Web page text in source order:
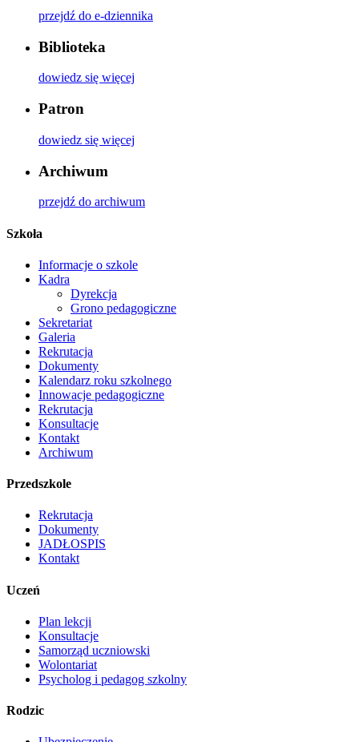
przejdź do e-dziennika
Biblioteka
dowiedz się więcej
Patron
dowiedz się więcej
Archiwum
przejdź do archiwum
Szkoła
Informacje o szkole
Kadra
Dyrekcja
Grono pedagogiczne
Sekretariat
Galeria
Rekrutacja
Dokumenty
Kalendarz roku szkolnego
Innowacje pedagogiczne
Rekrutacja
Konsultacje
Kontakt
Archiwum
Przedszkole
Rekrutacja
Dokumenty
JADŁOSPIS
Kontakt
Uczeń
Plan lekcji
Konsultacje
Samorząd uczniowski
Wolontariat
Psycholog i pedagog szkolny
Rodzic